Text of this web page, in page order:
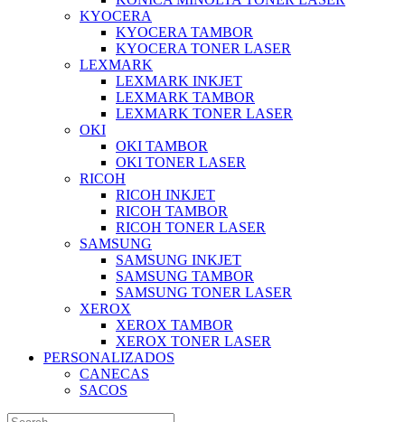
KYOCERA
KYOCERA TAMBOR
KYOCERA TONER LASER
LEXMARK
LEXMARK INKJET
LEXMARK TAMBOR
LEXMARK TONER LASER
OKI
OKI TAMBOR
OKI TONER LASER
RICOH
RICOH INKJET
RICOH TAMBOR
RICOH TONER LASER
SAMSUNG
SAMSUNG INKJET
SAMSUNG TAMBOR
SAMSUNG TONER LASER
XEROX
XEROX TAMBOR
XEROX TONER LASER
PERSONALIZADOS
CANECAS
SACOS